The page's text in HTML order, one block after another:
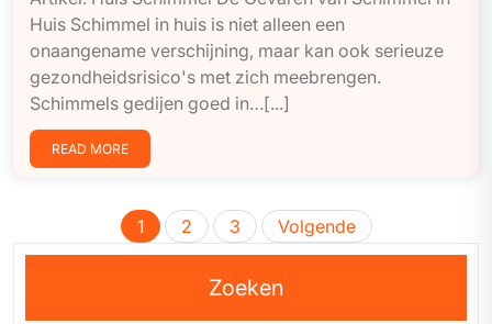
Huis Schimmel in huis is niet alleen een
onaangename verschijning, maar kan ook serieuze
gezondheidsrisico's met zich meebrengen.
Schimmels gedijen goed in…[...]
READ MORE
Berichten
paginering
1 2 3 Volgende
Zoeken